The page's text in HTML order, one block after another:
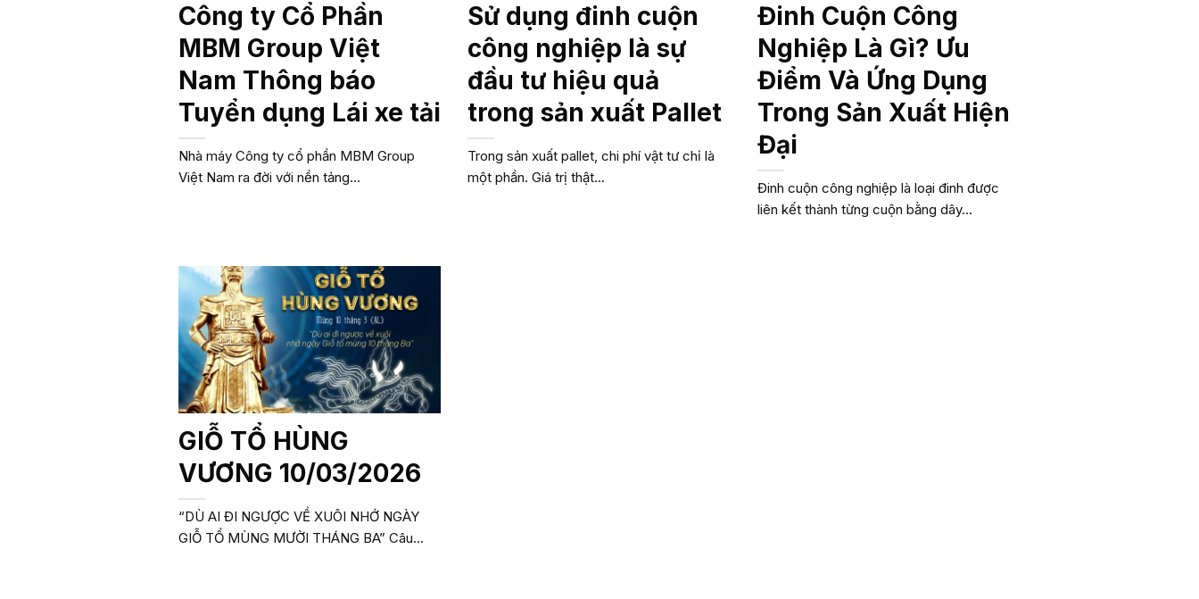
Công ty Cổ Phần
MBM Group Việt
Nam Thông báo
Tuyển dụng Lái xe tải
Nhà máy Công ty cổ phần MBM Group
Việt Nam ra đời với nền tảng...
Sử dụng đinh cuộn
công nghiệp là sự
đầu tư hiệu quả
trong sản xuất Pallet
Trong sản xuất pallet, chi phí vật tư chỉ là
một phần. Giá trị thật...
Đinh Cuộn Công
Nghiệp Là Gì? Ưu
Điểm Và Ứng Dụng
Trong Sản Xuất Hiện
Đại
Đinh cuộn công nghiệp là loại đinh được
liên kết thành từng cuộn bằng dây...
GIỖ TỔ HÙNG
VƯƠNG 10/03/2026
“DÙ AI ĐI NGƯỢC VỀ XUÔI NHỚ NGÀY
GIỖ TỔ MÙNG MƯỜI THÁNG BA” Câu...